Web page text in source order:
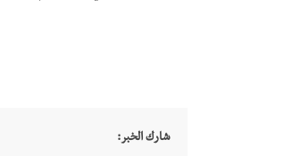
شارك الخبر: